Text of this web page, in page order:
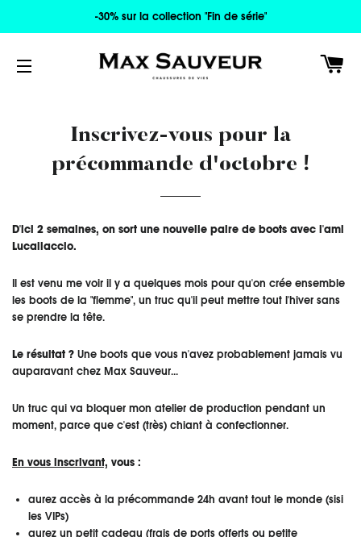
-30% sur la collection "Fin de série"
Inscrivez-vous pour la
précommande d'octobre !
D'ici 2 semaines, on sort une nouvelle paire de boots avec l'ami
Lucallaccio.
Il est venu me voir il y a quelques mois pour qu'on crée ensemble
les boots de la "flemme", un truc qu'il peut mettre tout l'hiver sans
se prendre la tête.
Le résultat ? Une boots que vous n'avez probablement jamais vu
auparavant chez Max Sauveur...
Un truc qui va bloquer mon atelier de production pendant un
moment, parce que c'est (très) chiant à confectionner.
En vous inscrivant, vous :
aurez accès à la précommande 24h avant tout le monde (sisi
les VIPs)
aurez un petit cadeau (frais de ports offerts ou petite
J'accepte lesconditions générales et j'ai lu notre politique
de confidentialité